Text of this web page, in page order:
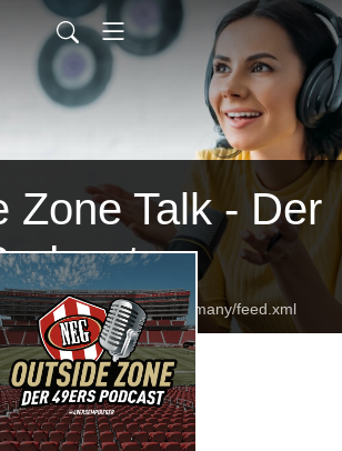
Zone Talk - Der
theninerempiregermany/feed.xml